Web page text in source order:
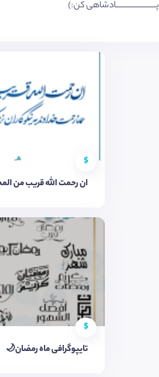
پــــــــــــــــــــــادشاهی کن:)
$
ان رحمت الله قریب من
$
تایپوگرافی ماه رمضان🌙